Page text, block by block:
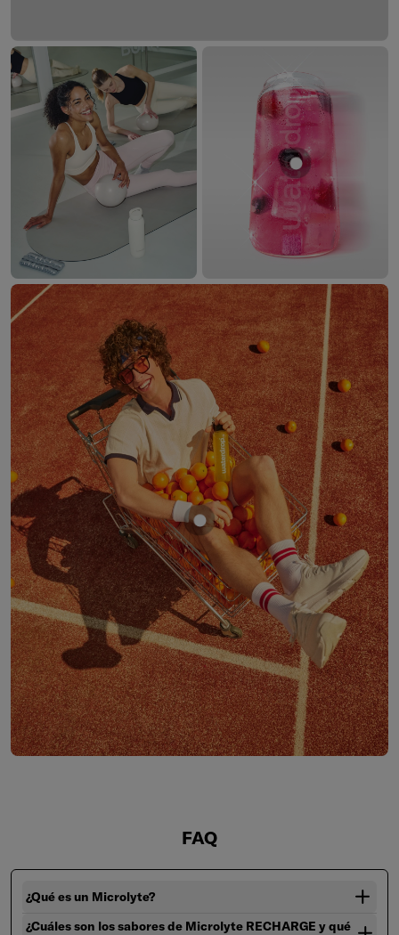
Mostrar
Mostrar producto NARANJA
FAQ
¿Qué es un Microlyte?
¿Cuáles son los sabores de Microlyte RECHARGE y qué